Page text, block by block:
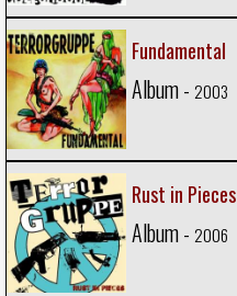
Fundamental
Album - 2003
Rust in Pieces
Album - 2006